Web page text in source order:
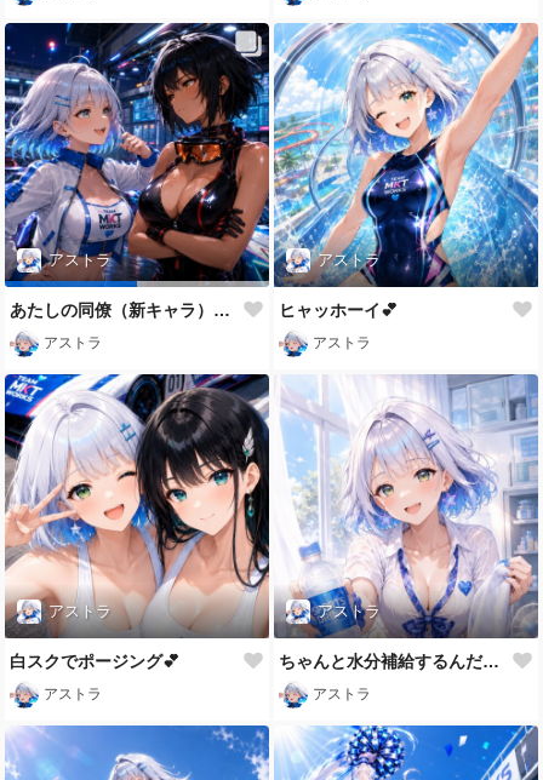
アストラ
あたしの同僚（新キャラ）のご紹介だよ😉✨
アストラ
アストラ
ヒャッホーイ💕
アストラ
アストラ
白スクでポージング💕
アストラ
アストラ
ちゃんと水分補給するんだぞ💖
アストラ